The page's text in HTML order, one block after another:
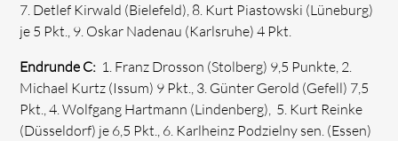
7. Detlef Kirwald (Bielefeld), 8. Kurt Piastowski (Lüneburg)
je 5 Pkt., 9. Oskar Nadenau (Karlsruhe) 4 Pkt.
Endrunde C: 1. Franz Drosson (Stolberg) 9,5 Punkte, 2.
Michael Kurtz (Issum) 9 Pkt., 3. Günter Gerold (Gefell) 7,5
Pkt., 4. Wolfgang Hartmann (Lindenberg), 5. Kurt Reinke
(Düsseldorf) je 6,5 Pkt., 6. Karlheinz Podzielny sen. (Essen)